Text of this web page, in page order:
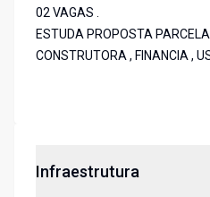
02 VAGAS .
ESTUDA PROPOSTA
CONSTRUTORA , FINANCIA ,
Infraestrutura